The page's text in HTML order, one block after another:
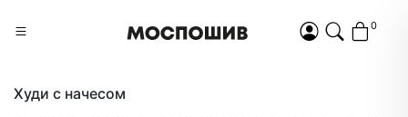
0
Худи с начесом